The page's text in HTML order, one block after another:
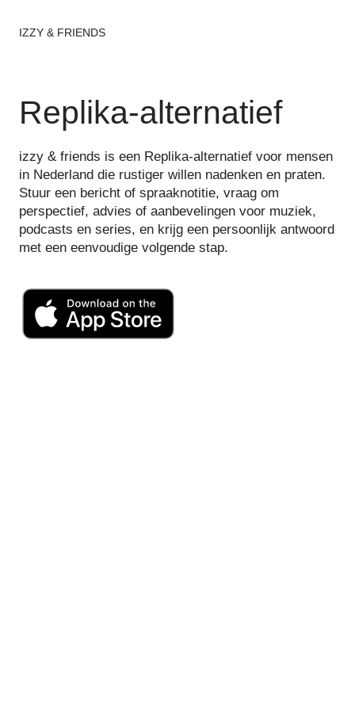
IZZY & FRIENDS
Replika-alternatief
izzy & friends is een Replika-alternatief voor mensen
in Nederland die rustiger willen nadenken en praten.
Stuur een bericht of spraaknotitie, vraag om
perspectief, advies of aanbevelingen voor muziek,
podcasts en series, en krijg een persoonlijk antwoord
met een eenvoudige volgende stap.